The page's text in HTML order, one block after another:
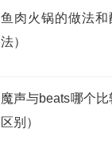
鱼肉火锅的做法
法）
魔声与beats哪个
区别）